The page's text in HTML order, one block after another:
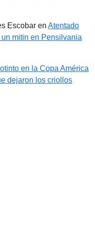
Escobar en Atentado
mitin en Pensilvania
en la Copa América
dejaron los criollos